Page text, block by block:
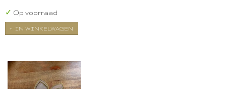
✓ Op voorraad
IN WINKELWAGEN